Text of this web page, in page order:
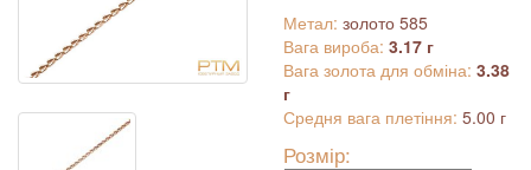
Метал: золото 585
Вага вироба: 3.17 г
Вага золота для обміна: 3.38
г
Средня вага плетіння: 5.00 г
Розмір: